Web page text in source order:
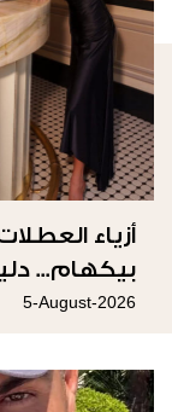
أزياء
بيكهام...
5-August-2026